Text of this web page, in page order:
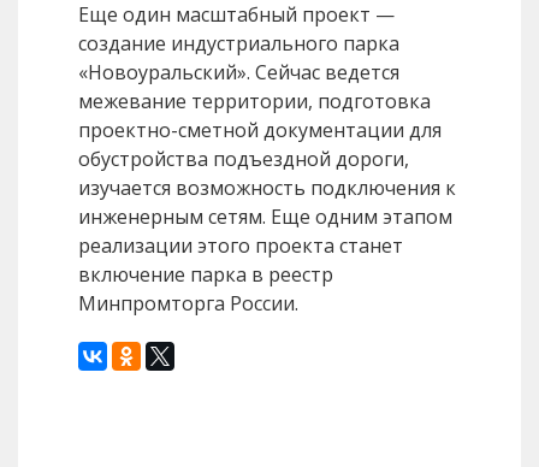
Еще один масштабный проект —
создание индустриального парка
«Новоуральский». Сейчас ведется
межевание территории, подготовка
проектно-сметной документации для
обустройства подъездной дороги,
изучается возможность подключения к
инженерным сетям. Еще одним этапом
реализации этого проекта станет
включение парка в реестр
Минпромторга России.